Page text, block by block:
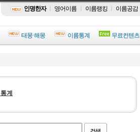
인명한자 영어이름 이름랭킹 이름공감
태몽·해몽 이름통계 무료컨텐츠